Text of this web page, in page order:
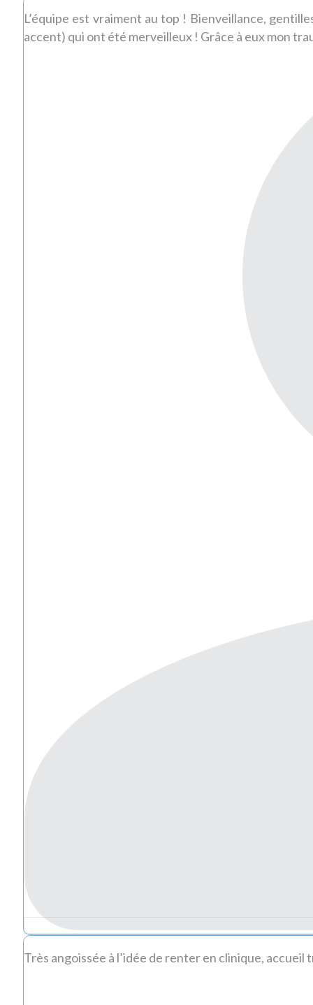
L’équipe est vraiment au top ! Bienveillance,
accent) qui ont été merveilleux ! Grâce à eux mon
Très angoissée à l’idée de renter en clinique,